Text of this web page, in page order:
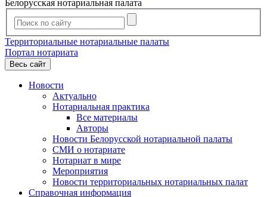
Белорусская нотариальная палата
Территориальные нотариальные палаты
Портал нотариата
Весь сайт
Новости
Актуально
Нотариальная практика
Все материалы
Авторы
Новости Белорусской нотариальной палаты
СМИ о нотариате
Нотариат в мире
Мероприятия
Новости территориальных нотариальных палат
Справочная информация